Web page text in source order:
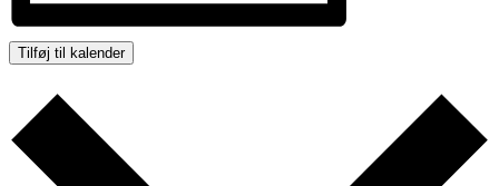
Tilføj til kalender